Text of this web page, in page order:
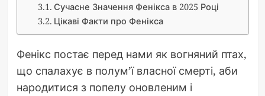
Сучасне Значення Фенікса в 2025 Році
Цікаві Факти про Фенікса
Фенікс постає перед нами як вогняний птах,
що спалахує в полум’ї власної смерті, аби
народитися з попелу оновленим і